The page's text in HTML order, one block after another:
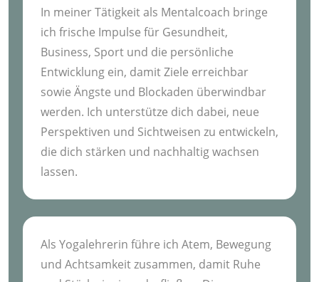
In meiner Tätigkeit als Mentalcoach bringe
ich frische Impulse für Gesundheit,
Business, Sport und die persönliche
Entwicklung ein, damit Ziele erreichbar
sowie Ängste und Blockaden überwindbar
werden. Ich unterstütze dich dabei, neue
Perspektiven und Sichtweisen zu entwickeln,
die dich stärken und nachhaltig wachsen
lassen.
Als Yogalehrerin führe ich Atem, Bewegung
und Achtsamkeit zusammen, damit Ruhe